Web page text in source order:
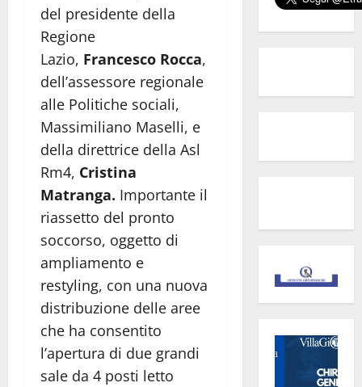
del presidente della
Regione
Lazio, Francesco Rocca,
dell’assessore regionale
alle Politiche sociali,
Massimiliano Maselli, e
della direttrice della Asl
Rm4, Cristina
Matranga. Importante il
riassetto del pronto
soccorso, oggetto di
ampliamento e
restyling, con una nuova
distribuzione delle aree
che ha consentito
l’apertura di due grandi
sale da 4 posti letto